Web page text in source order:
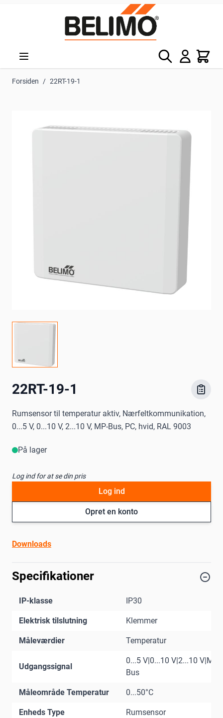
Søg Kurv
Forsiden / 22RT-19-1
22RT-19-1
Rumsensor til temperatur aktiv, Nærfeltkommunikation,
0...5 V, 0...10 V, 2...10 V, MP-Bus, PC, hvid, RAL 9003
På lager
Log ind for at se din pris
Opret en konto
Log ind
Downloads
Specifikationer
IP-klasse IP30
Elektrisk tilslutning Klemmer
Måleværdier Temperatur
Udgangssignal
0...5 V|0...10 V|2...10 V|MP-
Bus
Måleområde Temperatur 0...50°C
Enheds Type Rumsensor